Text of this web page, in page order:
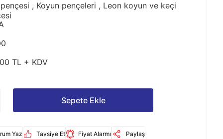
, Koyun pençeleri , Leon koyun ve keçi
TL + KDV
Sepete Ekle
Yaz Tavsiye Et Fiyat Alarmı Paylaş